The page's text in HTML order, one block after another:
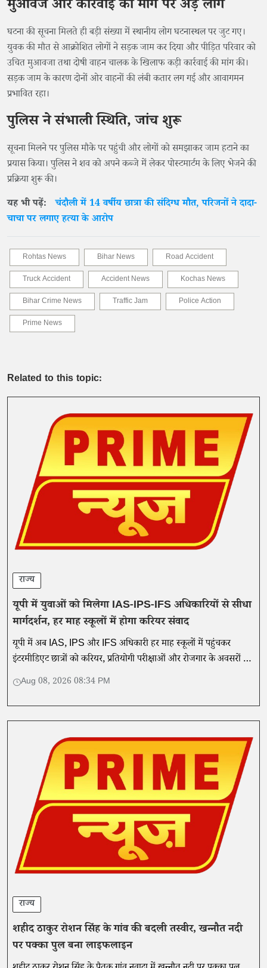
मुआवजे और कार्रवाई की मांग पर अड़े लोग
घटना की सूचना मिलते ही बड़ी संख्या में स्थानीय लोग घटनास्थल पर जुट गए।
युवक की मौत से आक्रोशित लोगों ने सड़क जाम कर दिया और पीड़ित परिवार को
उचित मुआवजा तथा दोषी वाहन चालक के खिलाफ कड़ी कार्रवाई की मांग की।
सड़क जाम के कारण दोनों ओर वाहनों की लंबी कतार लग गई और आवागमन
प्रभावित रहा।
पुलिस ने संभाली स्थिति, जांच शुरू
सूचना मिलने पर पुलिस मौके पर पहुंची और लोगों को समझाकर जाम हटाने का
प्रयास किया। पुलिस ने शव को अपने कब्जे में लेकर पोस्टमार्टम के लिए भेजने की
प्रक्रिया शुरू की।
यह भी पढ़ें:चंदौली में 14 वर्षीय छात्रा की संदिग्ध मौत, परिजनों ने दादा-
चाचा पर लगाए हत्या के आरोप
Rohtas News Bihar News
Road Accident
Truck Accident
Accident News
Kochas News
Bihar Crime News
Traffic Jam
Police Action
Prime News
Related to this topic:
राज्य
यूपी में युवाओं को मिलेगा IAS-IPS-IFS अधिकारियों से सीधा
मार्गदर्शन, हर माह स्कूलों में होगा करियर संवाद
यूपी में अब IAS, IPS और IFS अधिकारी हर माह स्कूलों में पहुंचकर
इंटरमीडिएट छात्रों को करियर, प्रतियोगी परीक्षाओं और रोजगार के अवसरों पर
मार्गदर्शन देंगे।
Aug 08, 2026 08:34 PM
राज्य
शहीद ठाकुर रोशन सिंह के गांव की बदली तस्वीर, खन्नौत नदी
पर पक्का पुल बना लाइफलाइन